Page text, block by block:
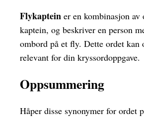
Flykaptein er en kombinasjon
kaptein, og beskriver en person
ombord på et fly. Dette ordet kan
relevant for din kryssordoppgave.
Oppsummering
Håper disse synonymer for ordet